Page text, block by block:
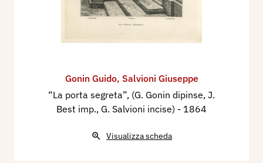
Gonin Guido, Salvioni Giuseppe
“La porta segreta”, (G. Gonin dipinse, J.
Best imp., G. Salvioni incise) - 1864
Visualizza scheda